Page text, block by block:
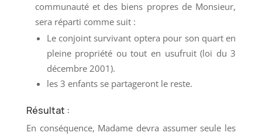
communauté et des biens propres de Monsieur,
sera réparti comme suit :
Le conjoint survivant optera pour son quart en
pleine propriété ou tout en usufruit (loi du 3
décembre 2001).
les 3 enfants se partageront le reste.
Résultat :
En conséquence, Madame devra assumer seule les